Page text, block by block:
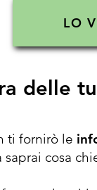
LO
delle
ti fornirò le
cosa